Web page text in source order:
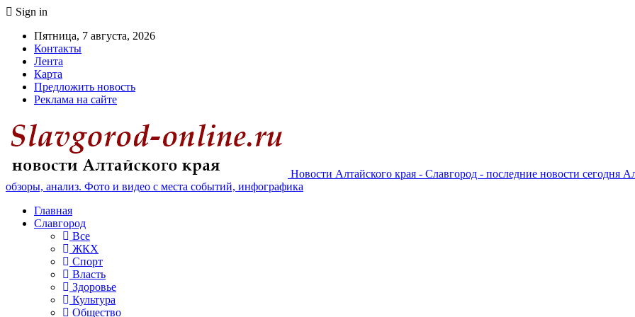
Sign in
Пятница, 7 августа, 2026
Контакты
Лента
Карта
Предложить новость
Реклама на сайте
Новости Алтайского края - Славгород - последние новости сегодня
обзоры, анализ. Фото и видео с места событий, инфографика
Главная
Славгород
Все
ЖКХ
Спорт
Власть
Здоровье
Культура
Общество